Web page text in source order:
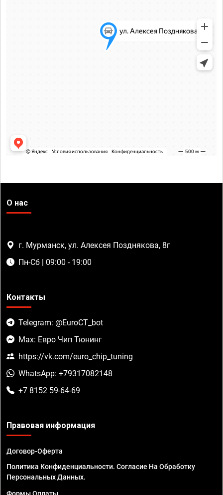
О нас
г. Мурманск, ул. Алексея Позднякова, 8г
Пн-Сб | 09:00 - 19:00
Контакты
Telegram: @EuroCT_bot
Max: Евро Чип Тюнинг
https://vk.com/euro_chip_tuning
WhatsApp: +79317082148
+7 8152 59-64-69
Правовая информация
Договор-Оферта
Политика Конфиденциальности. Согласие На Обработку
Персональных Данных.